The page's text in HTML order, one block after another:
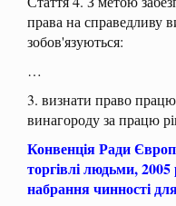
права на справедливу
зобов'язуються:
…
3. визнати право
винагороду за працю
Конвенція Ради
торгівлі людьми, 2005
набрання чинності